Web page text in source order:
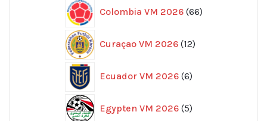
Colombia VM 2026 66
produkter
Curaçao VM 2026 12
produkter
Ecuador VM 2026 6
produkter
Egypten VM 2026 5
produkter